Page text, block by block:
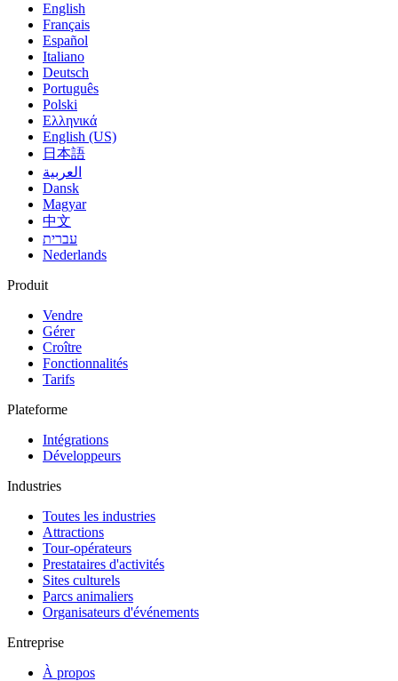
English
Français
Español
Italiano
Deutsch
Português
Polski
Ελληνικά
English (US)
日本語
العربية
Dansk
Magyar
中文
עברית
Nederlands
Produit
Vendre
Gérer
Croître
Fonctionnalités
Tarifs
Plateforme
Intégrations
Développeurs
Industries
Toutes les industries
Attractions
Tour-opérateurs
Prestataires d'activités
Sites culturels
Parcs animaliers
Organisateurs d'événements
Entreprise
À propos